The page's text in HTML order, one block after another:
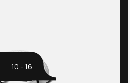
10 - 16